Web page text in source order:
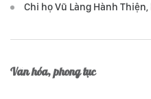
Chi họ Vũ Làng Hành
Văn hóa, phong tục